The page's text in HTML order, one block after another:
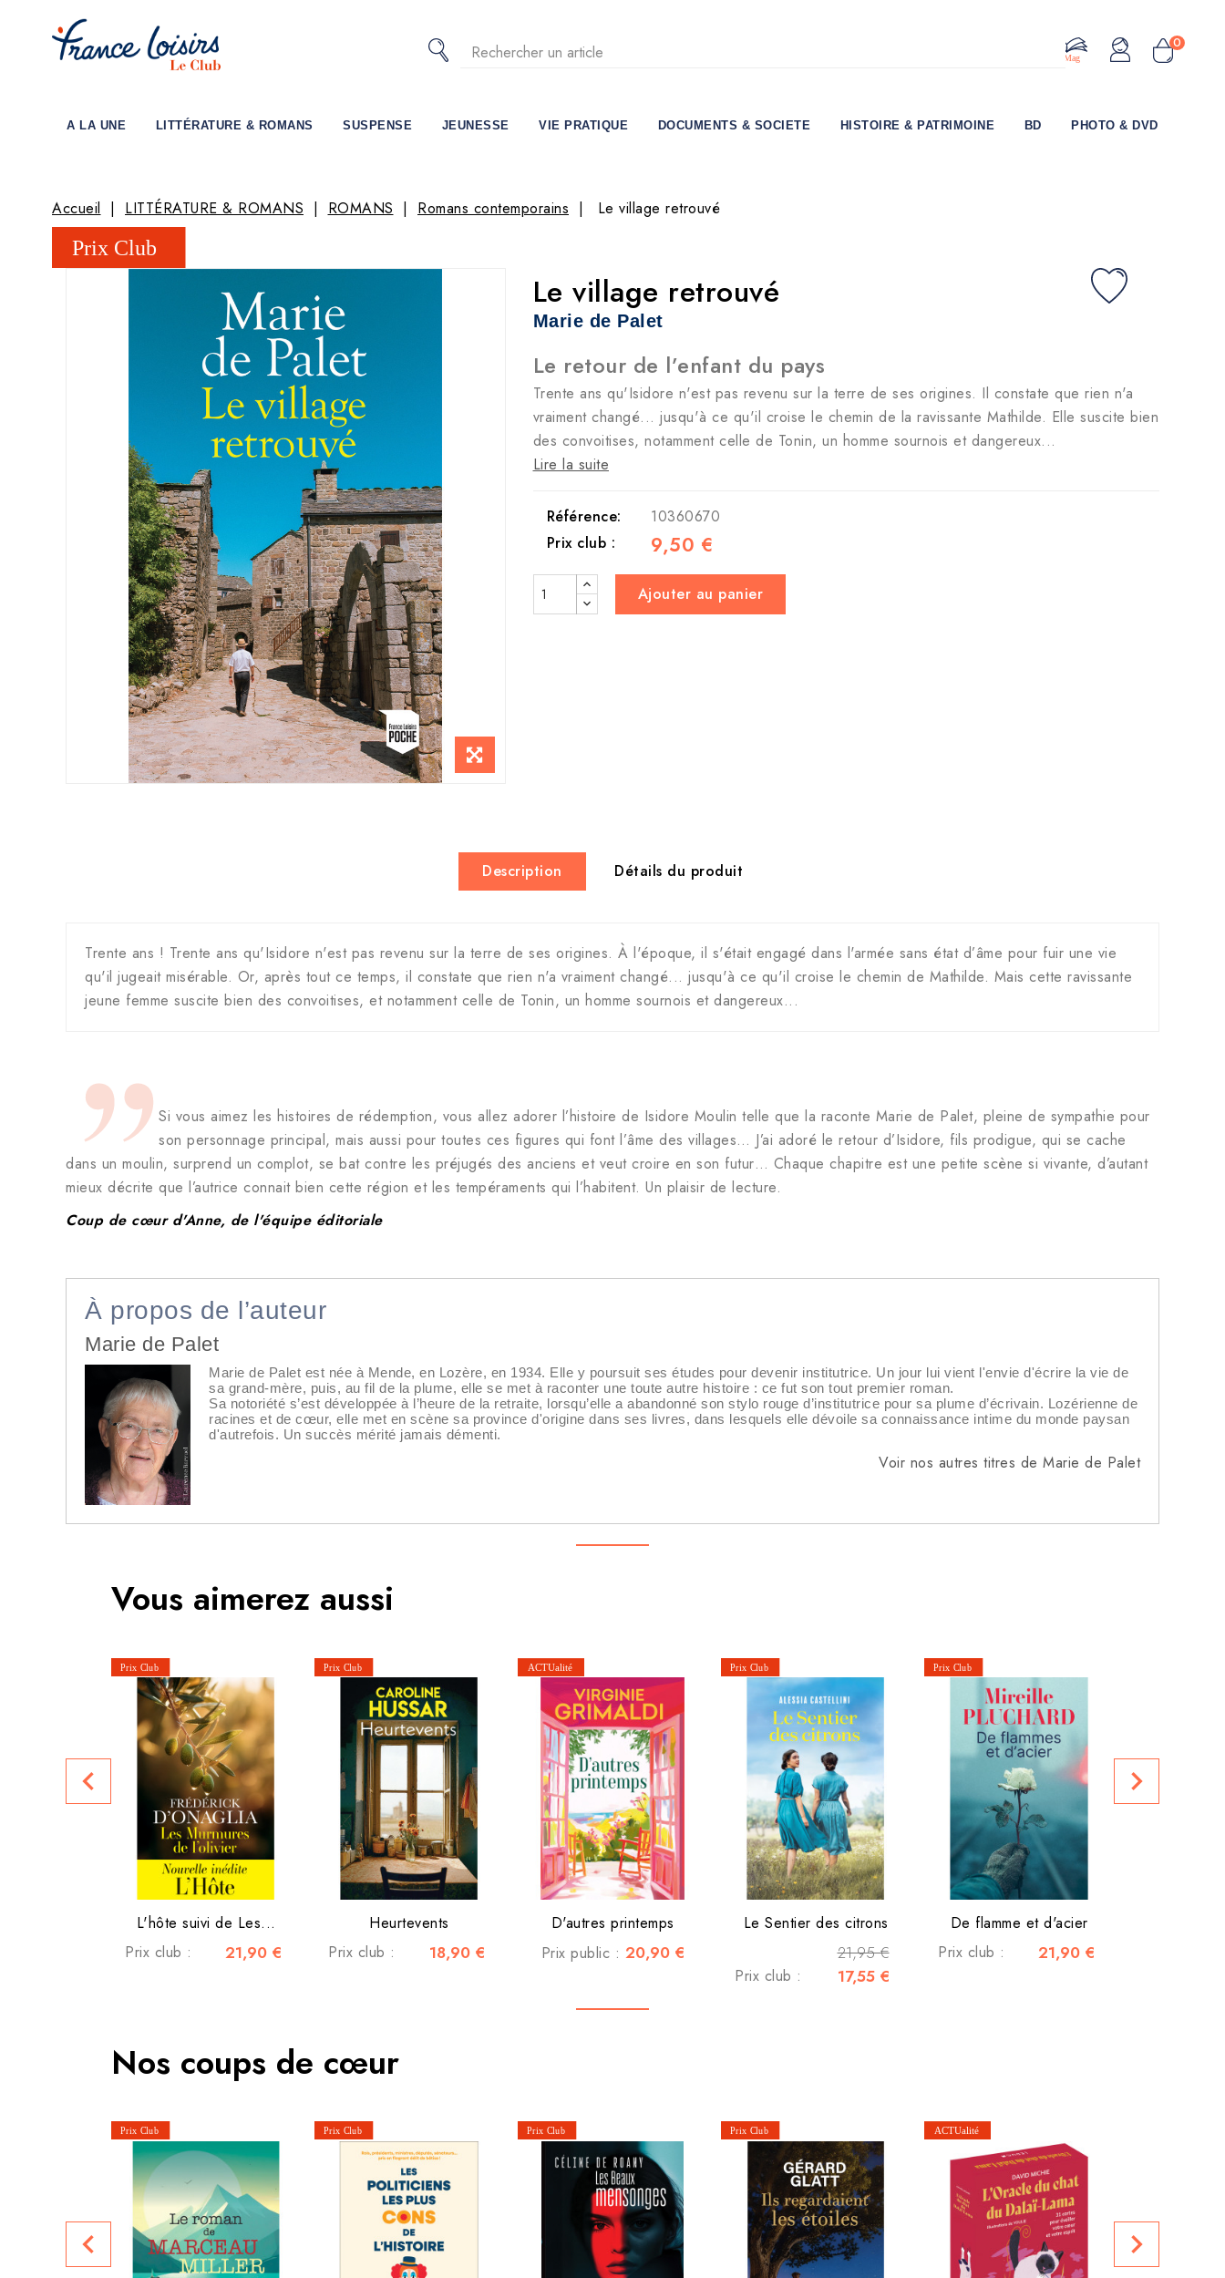
0
Le Mag
A LA UNE LITTÉRATURE & ROMANS SUSPENSE JEUNESSE VIE PRATIQUE DOCUMENTS & SOCIETE HISTOIRE & PATRIMOINE BD PHOTO & DVD
Accueil LITTÉRATURE & ROMANS ROMANS Romans contemporains Le village retrouvé
Le village retrouvé
Marie de Palet
Le retour de l’enfant du pays
Trente ans qu'Isidore n'est pas revenu sur la terre de ses origines. Il constate que rien n'a
vraiment changé... jusqu'à ce qu'il croise le chemin de la ravissante Mathilde. Elle suscite bien
des convoitises, notamment celle de Tonin, un homme sournois et dangereux...
Lire la suite
Référence:
10360670
Prix club :
9,50 €
Ajouter au panier
Description Détails du produit
Trente ans ! Trente ans qu'Isidore n'est pas revenu sur la terre de ses origines. À l'époque, il s'était engagé dans l'armée sans état d’âme pour fuir une vie
qu'il jugeait misérable. Or, après tout ce temps, il constate que rien n'a vraiment changé... jusqu'à ce qu'il croise le chemin de Mathilde. Mais cette ravissante
jeune femme suscite bien des convoitises, et notamment celle de Tonin, un homme sournois et dangereux...
Si vous aimez les histoires de rédemption, vous allez adorer l’histoire de Isidore Moulin telle que la raconte Marie de Palet, pleine de sympathie pour
son personnage principal, mais aussi pour toutes ces figures qui font l’âme des villages… J’ai adoré le retour d’Isidore, fils prodigue, qui se cache
dans un moulin, surprend un complot, se bat contre les préjugés des anciens et veut croire en son futur… Chaque chapitre est une petite scène si vivante, d’autant
mieux décrite que l’autrice connait bien cette région et les tempéraments qui l’habitent. Un plaisir de lecture.
Coup de cœur d'Anne, de l'équipe éditoriale
À propos de l’auteur
Marie de Palet
Marie de Palet est née à Mende, en Lozère, en 1934. Elle y poursuit ses études pour devenir institutrice. Un jour lui vient l'envie d'écrire la vie de
sa grand-mère, puis, au fil de la plume, elle se met à raconter une toute autre histoire : ce fut son tout premier roman.
Sa notoriété s’est développée à l’heure de la retraite, lorsqu’elle a abandonné son stylo rouge d’institutrice pour sa plume d’écrivain. Lozérienne de
racines et de cœur, elle met en scène sa province d'origine dans ses livres, dans lesquels elle dévoile sa connaissance intime du monde paysan
d'autrefois. Un succès mérité jamais démenti.
Voir nos autres titres de Marie de Palet
Vous aimerez aussi
L'hôte suivi de Les...
Prix club :
21,90 €
Heurtevents
Prix club :
18,90 €
D'autres printemps
Prix public : 20,90 €
Le Sentier des citrons
21,95 €
Prix club : 17,55 €
De flamme et d'acier
Prix club :
21,90 €
Prix
navigate_before navigate_next
Nos coups de cœur
Prix
navigate_before navigate_next